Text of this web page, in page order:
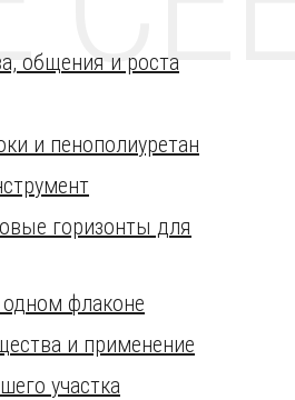
общения и роста
и пенополиуретан
горизонты для
флаконе
и применение
участка